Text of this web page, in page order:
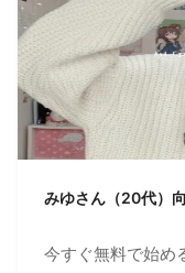
みゆさん（20代）
今すぐ無料で始め